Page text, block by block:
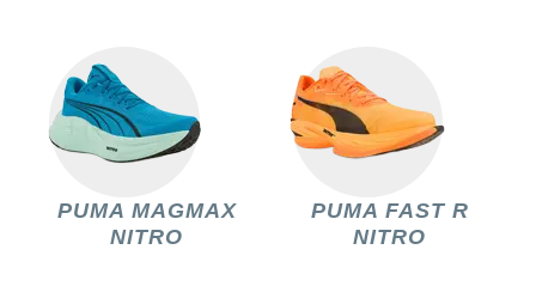
PUMA MAGMAX
NITRO
PUMA FAST R
NITRO
DÉSTOCKAGE
+ Voir tous lesaccessoires
NNormal
Odlo